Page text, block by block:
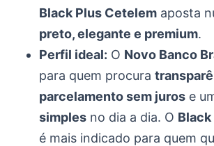
Black Plus Cetelem aposta
preto, elegante e premium.
Perfil ideal: O Novo Banco
para quem procura
parcelamento sem juros e
simples no dia a dia. O
é mais indicado para quem